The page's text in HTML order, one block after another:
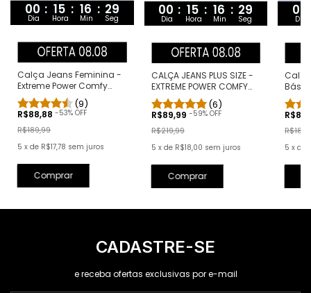
00 : 15 : 16 : 28
Dia Hora Min Seg
Calça Jeans Feminina -
Extreme Power Comfy
Branca
(9)
R$88,88 -53% OFF
R$189,99
5 x de R$17,78 sem juros
Comprar
00 : 15 : 16 : 28
Dia Hora Min Seg
CALÇA JEANS PLUS SIZE -
EXTREME POWER COMFY
CLÁSSICA
(6)
R$89,99 -59% OFF
R$219,99
5 x de R$18,00 sem juros
Comprar
00
Dia
5 x de
CADASTRE-SE
e receba ofertas exclusivas por e-mail